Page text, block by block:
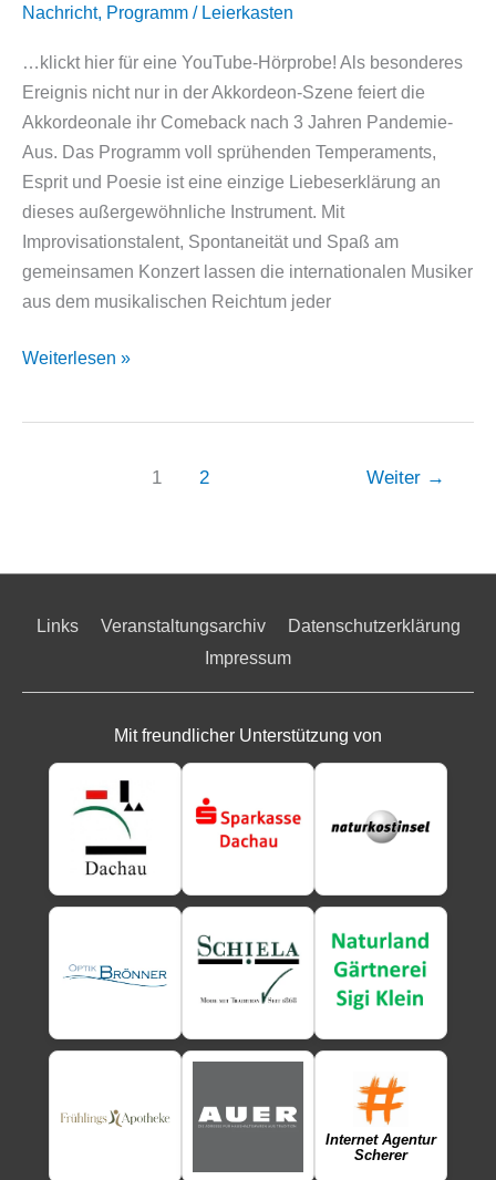
Nachricht, Programm / Leierkasten
…klickt hier für eine YouTube-Hörprobe! Als besonderes
Ereignis nicht nur in der Akkordeon-Szene feiert die
Akkordeonale ihr Comeback nach 3 Jahren Pandemie-
Aus. Das Programm voll sprühenden Temperaments,
Esprit und Poesie ist eine einzige Liebeserklärung an
dieses außergewöhnliche Instrument. Mit
Improvisationstalent, Spontaneität und Spaß am
gemeinsamen Konzert lassen die internationalen Musiker
aus dem musikalischen Reichtum jeder
Akkordeonale
Weiterlesen »
1 2 Weiter →
Links Veranstaltungsarchiv
Datenschutzerklärung
Impressum
Mit freundlicher Unterstützung von
Internet Agentur
Scherer